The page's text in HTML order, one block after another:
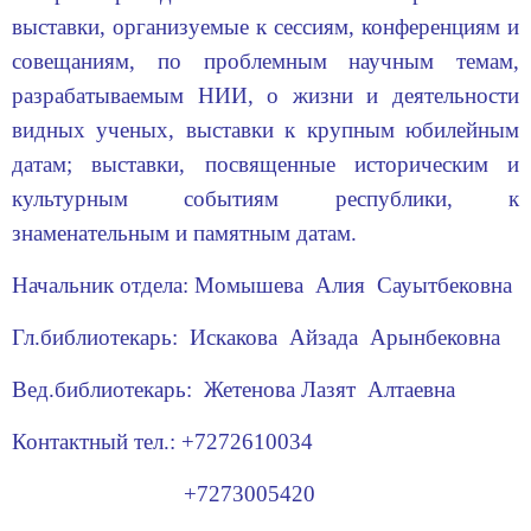
выставки, организуемые к сессиям, конференциям и
совещаниям, по проблемным научным темам,
разрабатываемым НИИ, о жизни и деятельности
видных ученых, выставки к крупным юбилейным
датам; выставки, посвященные историческим и
культурным событиям республики, к
знаменательным и памятным датам.
Начальник отдела: Момышева Алия Сауытбековна
Гл.библиотекарь: Искакова Айзада Арынбековна
Вед.библиотекарь: Жетенова Лазят Алтаевна
Контактный тел.: +7272610034
+7273005420